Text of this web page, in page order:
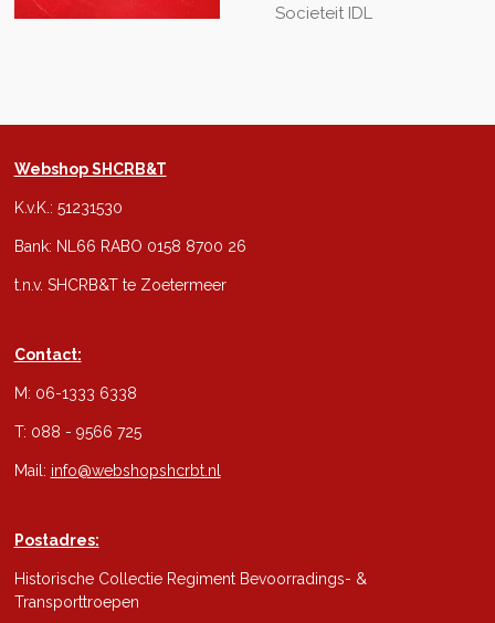
Societeit IDL
Webshop SHCRB&T
K.v.K.: 51231530
Bank: NL66 RABO 0158 8700 26
t.n.v. SHCRB&T te Zoetermeer
Contact:
M: 06-1333 6338
T: 088 - 9566 725
Mail: info@webshopshcrbt.nl
Postadres:
Historische Collectie Regiment Bevoorradings- &
Transporttroepen